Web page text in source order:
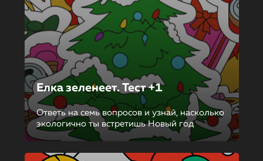
Елка зеленеет. Тест +1
Ответь на семь вопросов и узнай, насколько
экологично ты встретишь Новый год